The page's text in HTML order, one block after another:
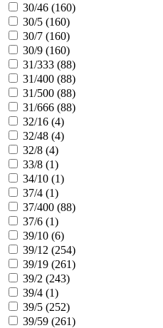
30/46 (160)
30/5 (160)
30/7 (160)
30/9 (160)
31/333 (88)
31/400 (88)
31/500 (88)
31/666 (88)
32/16 (4)
32/48 (4)
32/8 (4)
33/8 (1)
34/10 (1)
37/4 (1)
37/400 (88)
37/6 (1)
39/10 (6)
39/12 (254)
39/19 (261)
39/2 (243)
39/4 (1)
39/5 (252)
39/59 (261)